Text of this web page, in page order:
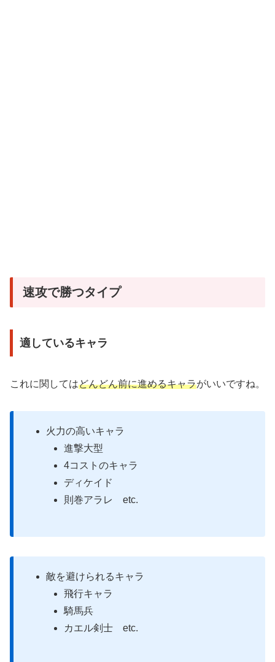
速攻で勝つタイプ
適しているキャラ
これに関してはどんどん前に進めるキャラがいいですね。
火力の高いキャラ
進撃大型
4コストのキャラ
ディケイド
則巻アラレ etc.
敵を避けられるキャラ
飛行キャラ
騎馬兵
カエル剣士 etc.